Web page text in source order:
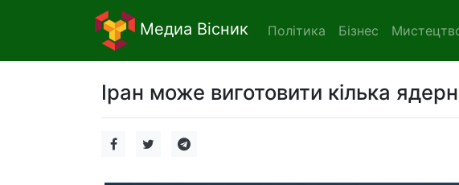
Медиа Вісник Політика Бізнес
Іран може виготовити кілька